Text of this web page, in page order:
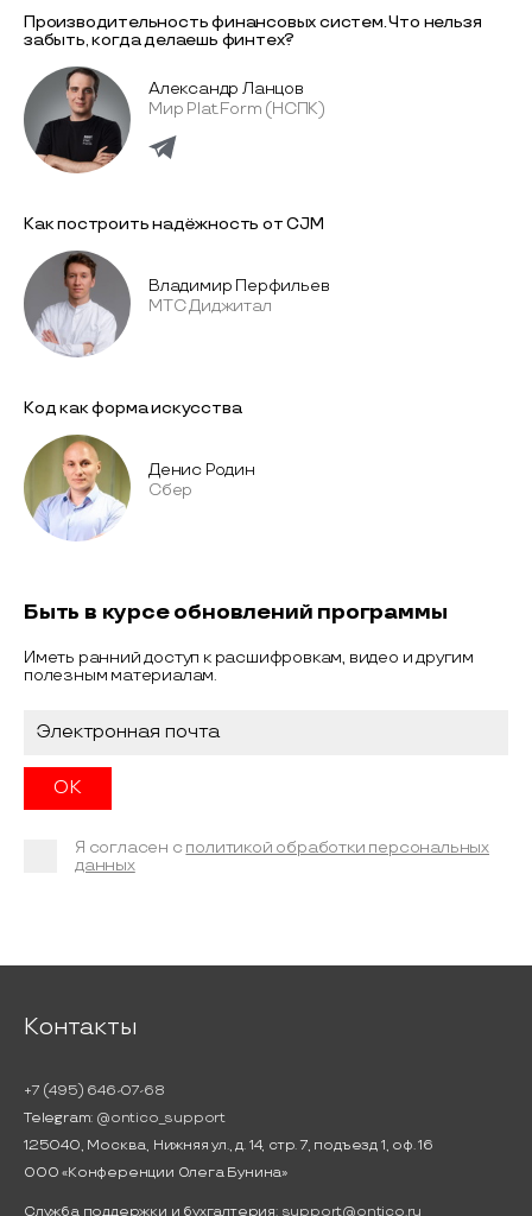
Производительность финансовых систем. Что нельзя
забыть, когда делаешь финтех?
Александр Ланцов
Мир Plat.Form (НСПК)
Как построить надёжность от CJM
Владимир Перфильев
МТС Диджитал
Код как форма искусства
Денис Родин
Сбер
Быть в курсе обновлений программы
Иметь ранний доступ к расшифровкам, видео и другим
полезным материалам.
Я согласен с политикой обработки персональных
данных
Контакты
+7 (495) 646-07-68
Telegram: @ontico_support
125040, Москва, Нижняя ул., д. 14, стр. 7, подъезд 1, оф. 16
ООО «Конференции Олега Бунина»
Служба поддержки и бухгалтерия: support@ontico.ru